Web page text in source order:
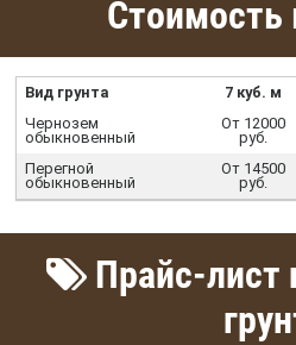
Вид грунта 7 куб. м
Чернозем
обыкновенный
От 12000
руб.
Перегной
обыкновенный
От 14500
руб.
Прайс-лист